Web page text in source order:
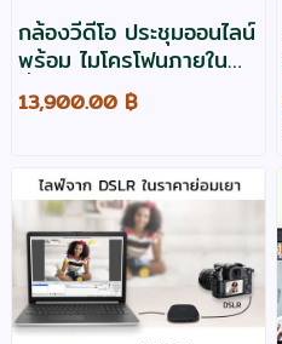
กล้องวีดีโอ ประชุมออนไลน์
พร้อม ไมโครโฟนภายใน
ยี่ห้อ Razr รุ่น CC-F200
Video conference
13,900.00 ฿